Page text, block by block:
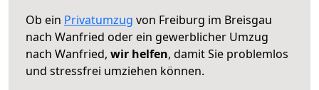
Ob ein Privatumzug von Freiburg im Breisgau
nach Wanfried oder ein gewerblicher Umzug
nach Wanfried, wir helfen, damit Sie problemlos
und stressfrei umziehen können.